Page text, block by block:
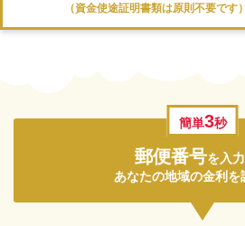
（資金使途証明書類は原則不要です）
簡単3秒
郵便番号を入
あなたの地域の金利を